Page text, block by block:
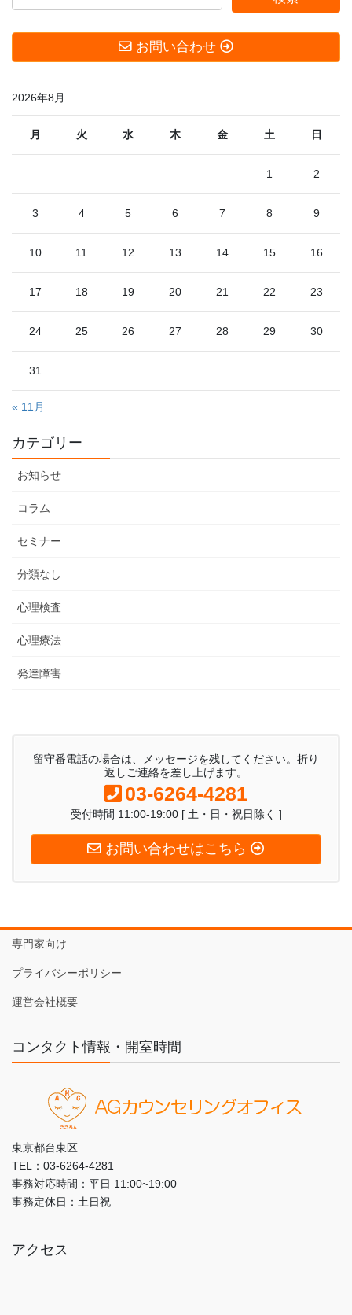
お問い合わせ
2026年8月
月 火 水 木 金 土 日
1 2
3 4 5 6 7 8 9
10 11 12 13 14 15 16
17 18 19 20 21 22 23
24 25 26 27 28 29 30
31
« 11月
カテゴリー
お知らせ
コラム
セミナー
分類なし
心理検査
心理療法
発達障害
留守番電話の場合は、メッセージを残してください。折り
返しご連絡を差し上げます。
03-6264-4281
受付時間 11:00-19:00 [ 土・日・祝日除く ]
お問い合わせはこちら
専門家向け
プライバシーポリシー
運営会社概要
コンタクト情報・開室時間
東京都台東区
TEL：03-6264-4281
事務対応時間：平日 11:00~19:00
事務定休日：土日祝
アクセス